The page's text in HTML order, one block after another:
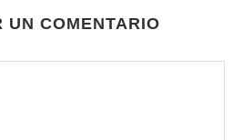
UN COMENTARIO